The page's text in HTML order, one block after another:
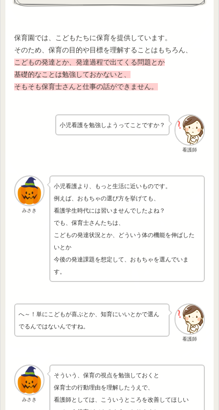
保育園では、こどもたちに保育を提供しています。
そのため、保育の目的や目標を理解することはもちろん、
こどもの発達とか、発達過程で出てくる問題とか
基礎的なことは勉強しておかないと、
そもそも保育士さんと仕事の話ができません。
看護師
小児看護を勉強しようってことですか？
みさき
小児看護より、もっと生活に近いものです。
例えば、おもちゃの選び方を挙げても、
看護学生時代には習いませんでしたよね？
でも、保育士さんたちは、
こどもの発達状況とか、どういう体の機能を伸ばした
いとか
今後の発達課題を想定して、おもちゃを選んでいま
す。
看護師
へ～！単にこどもが喜ぶとか、知育にいいとかで選ん
でるんではないんですね。
みさき
そういう、保育の視点を勉強しておくと
保育士の行動理由を理解したうえで、
看護師としては、こういうところを改善してほしい